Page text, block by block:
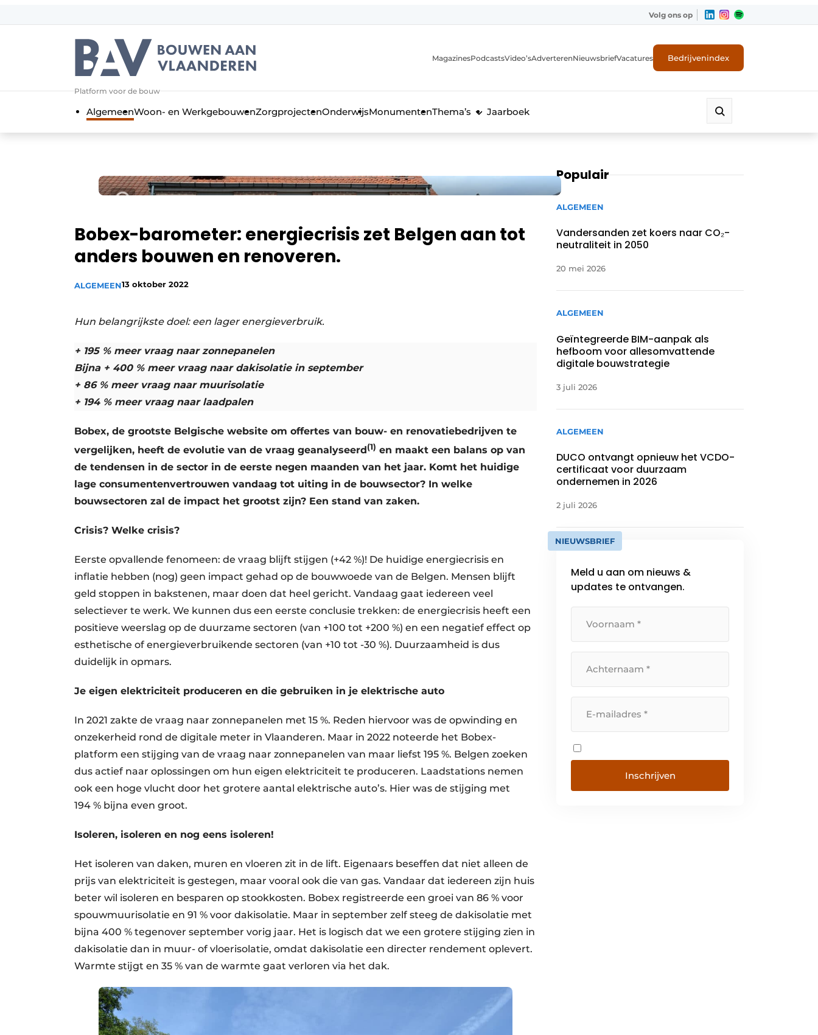
Aanmelden
Algemene voorwaarden
Bedrijven
Contact
Jaarboek
Privacy / Cookie statement
Vacature aanmelden
Video’s
Aanmelden
Bedrijven
Bedrijven
Volg ons op
Platform voor de bouw
MagazinesPodcastsVideo’sAdverterenNieuwsbriefVacatures Bedrijvenindex
AlgemeenWoon- en WerkgebouwenZorgprojectenOnderwijsMonumentenThema’s Jaarboek
Bobex-barometer: energiecrisis zet Belgen aan tot
anders bouwen en renoveren.
ALGEMEEN13 oktober 2022
Hun belangrijkste doel: een lager energieverbruik.
+ 195 % meer vraag naar zonnepanelen
Bijna + 400 % meer vraag naar dakisolatie in september
+ 86 % meer vraag naar muurisolatie
+ 194 % meer vraag naar laadpalen
Bobex, de grootste Belgische website om offertes van bouw- en renovatiebedrijven te
vergelijken, heeft de evolutie van de vraag geanalyseerd(1) en maakt een balans op van
de tendensen in de sector in de eerste negen maanden van het jaar. Komt het huidige
lage consumentenvertrouwen vandaag tot uiting in de bouwsector? In welke
bouwsectoren zal de impact het grootst zijn? Een stand van zaken.
Crisis? Welke crisis?
Eerste opvallende fenomeen: de vraag blijft stijgen (+42 %)! De huidige energiecrisis en
inflatie hebben (nog) geen impact gehad op de bouwwoede van de Belgen. Mensen blijft
geld stoppen in bakstenen, maar doen dat heel gericht. Vandaag gaat iedereen veel
selectiever te werk. We kunnen dus een eerste conclusie trekken: de energiecrisis heeft een
positieve weerslag op de duurzame sectoren (van +100 tot +200 %) en een negatief effect op
esthetische of energieverbruikende sectoren (van +10 tot -30 %). Duurzaamheid is dus
duidelijk in opmars.
Je eigen elektriciteit produceren en die gebruiken in je elektrische auto
In 2021 zakte de vraag naar zonnepanelen met 15 %. Reden hiervoor was de opwinding en
onzekerheid rond de digitale meter in Vlaanderen. Maar in 2022 noteerde het Bobex-
platform een stijging van de vraag naar zonnepanelen van maar liefst 195 %. Belgen zoeken
dus actief naar oplossingen om hun eigen elektriciteit te produceren. Laadstations nemen
ook een hoge vlucht door het grotere aantal elektrische auto’s. Hier was de stijging met
194 % bijna even groot.
Isoleren, isoleren en nog eens isoleren!
Het isoleren van daken, muren en vloeren zit in de lift. Eigenaars beseffen dat niet alleen de
prijs van elektriciteit is gestegen, maar vooral ook die van gas. Vandaar dat iedereen zijn huis
beter wil isoleren en besparen op stookkosten. Bobex registreerde een groei van 86 % voor
spouwmuurisolatie en 91 % voor dakisolatie. Maar in september zelf steeg de dakisolatie met
bijna 400 % tegenover september vorig jaar. Het is logisch dat we een grotere stijging zien in
dakisolatie dan in muur- of vloerisolatie, omdat dakisolatie een directer rendement oplevert.
Warmte stijgt en 35 % van de warmte gaat verloren via het dak.
Populair
ALGEMEEN
Vandersanden zet koers naar CO₂-
neutraliteit in 2050
20 mei 2026
ALGEMEEN
Geïntegreerde BIM-aanpak als
hefboom voor allesomvattende
digitale bouwstrategie
3 juli 2026
ALGEMEEN
DUCO ontvangt opnieuw het VCDO-
certificaat voor duurzaam
ondernemen in 2026
2 juli 2026
NIEUWSBRIEF
Meld u aan om nieuws &
updates te ontvangen.